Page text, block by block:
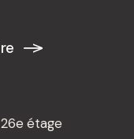
étage